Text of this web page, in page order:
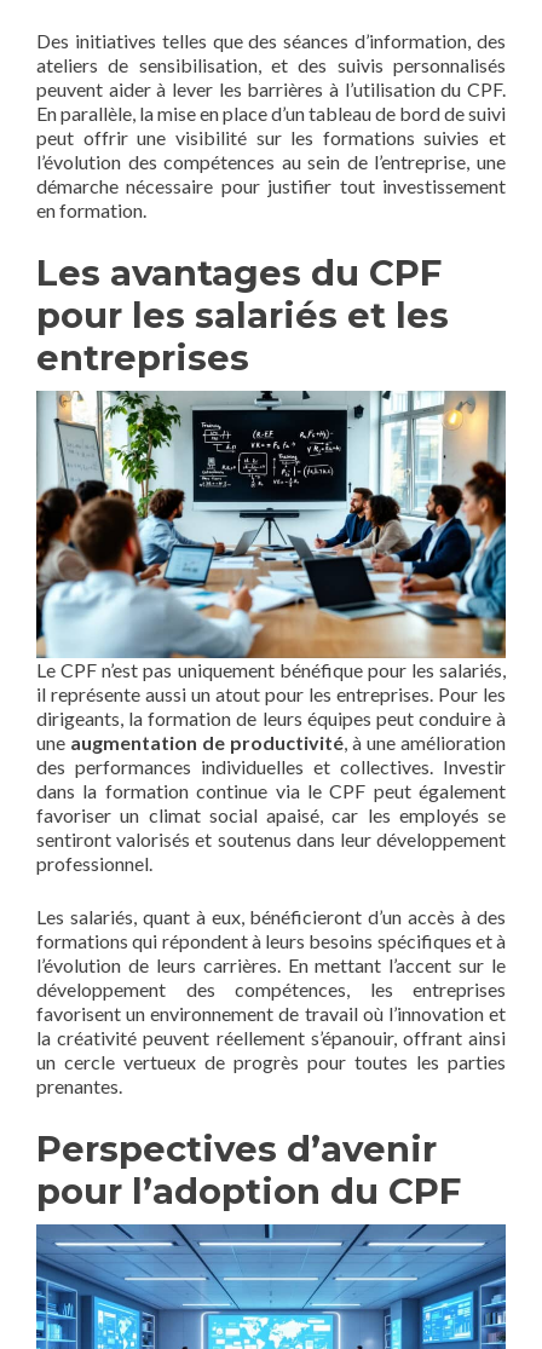
Des initiatives telles que des séances d’information, des
ateliers de sensibilisation, et des suivis personnalisés
peuvent aider à lever les barrières à l’utilisation du CPF.
En parallèle, la mise en place d’un tableau de bord de suivi
peut offrir une visibilité sur les formations suivies et
l’évolution des compétences au sein de l’entreprise, une
démarche nécessaire pour justifier tout investissement
en formation.
Les avantages du CPF
pour les salariés et les
entreprises
Le CPF n’est pas uniquement bénéfique pour les salariés,
il représente aussi un atout pour les entreprises. Pour les
dirigeants, la formation de leurs équipes peut conduire à
une augmentation de productivité, à une amélioration
des performances individuelles et collectives. Investir
dans la formation continue via le CPF peut également
favoriser un climat social apaisé, car les employés se
sentiront valorisés et soutenus dans leur développement
professionnel.
Les salariés, quant à eux, bénéficieront d’un accès à des
formations qui répondent à leurs besoins spécifiques et à
l’évolution de leurs carrières. En mettant l’accent sur le
développement des compétences, les entreprises
favorisent un environnement de travail où l’innovation et
la créativité peuvent réellement s’épanouir, offrant ainsi
un cercle vertueux de progrès pour toutes les parties
prenantes.
Perspectives d’avenir
pour l’adoption du CPF